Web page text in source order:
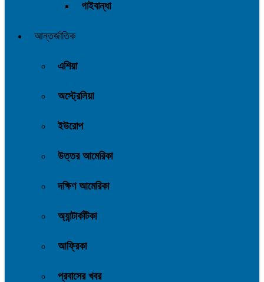
গাইবান্ধা
আন্তর্জাতিক
এশিয়া
অস্ট্রেলিয়া
ইউরোপ
উত্তর আমেরিকা
দক্ষিণ আমেরিকা
অ্যান্টার্কটিকা
আফ্রিকা
প্রবাসের খবর